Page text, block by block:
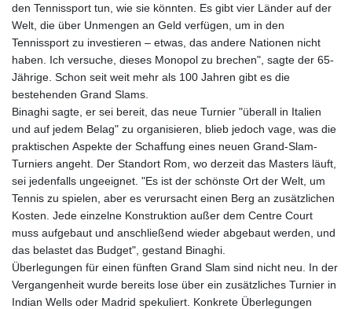
den Tennissport tun, wie sie könnten. Es gibt vier Länder auf der
Welt, die über Unmengen an Geld verfügen, um in den
Tennissport zu investieren – etwas, das andere Nationen nicht
haben. Ich versuche, dieses Monopol zu brechen", sagte der 65-
Jährige. Schon seit weit mehr als 100 Jahren gibt es die
bestehenden Grand Slams.
Binaghi sagte, er sei bereit, das neue Turnier "überall in Italien
und auf jedem Belag" zu organisieren, blieb jedoch vage, was die
praktischen Aspekte der Schaffung eines neuen Grand-Slam-
Turniers angeht. Der Standort Rom, wo derzeit das Masters läuft,
sei jedenfalls ungeeignet. "Es ist der schönste Ort der Welt, um
Tennis zu spielen, aber es verursacht einen Berg an zusätzlichen
Kosten. Jede einzelne Konstruktion außer dem Centre Court
muss aufgebaut und anschließend wieder abgebaut werden, und
das belastet das Budget", gestand Binaghi.
Überlegungen für einen fünften Grand Slam sind nicht neu. In der
Vergangenheit wurde bereits lose über ein zusätzliches Turnier in
Indian Wells oder Madrid spekuliert. Konkrete Überlegungen